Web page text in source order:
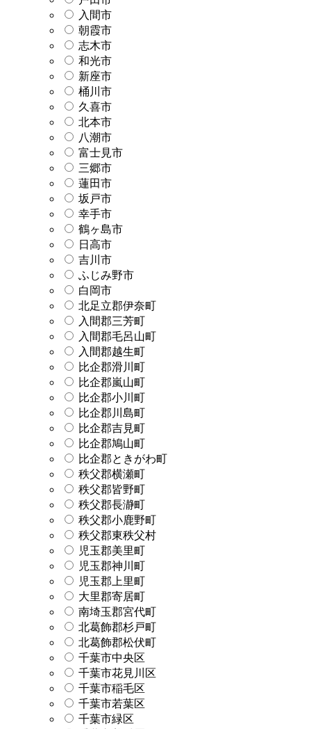
入間市
朝霞市
志木市
和光市
新座市
桶川市
久喜市
北本市
八潮市
富士見市
三郷市
蓮田市
坂戸市
幸手市
鶴ヶ島市
日高市
吉川市
ふじみ野市
白岡市
北足立郡伊奈町
入間郡三芳町
入間郡毛呂山町
入間郡越生町
比企郡滑川町
比企郡嵐山町
比企郡小川町
比企郡川島町
比企郡吉見町
比企郡鳩山町
比企郡ときがわ町
秩父郡横瀬町
秩父郡皆野町
秩父郡長瀞町
秩父郡小鹿野町
秩父郡東秩父村
児玉郡美里町
児玉郡神川町
児玉郡上里町
大里郡寄居町
南埼玉郡宮代町
北葛飾郡杉戸町
北葛飾郡松伏町
千葉市中央区
千葉市花見川区
千葉市稲毛区
千葉市若葉区
千葉市緑区